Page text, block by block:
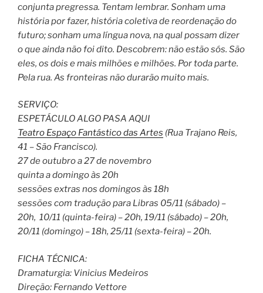
conjunta pregressa. Tentam lembrar. Sonham uma
história por fazer, história coletiva de reordenação do
futuro; sonham uma língua nova, na qual possam dizer
o que ainda não foi dito. Descobrem: não estão sós. São
eles, os dois e mais milhões e milhões. Por toda parte.
Pela rua. As fronteiras não durarão muito mais.
SERVIÇO:
ESPETÁCULO ALGO PASA AQUI
Teatro Espaço Fantástico das Artes (Rua Trajano Reis,
41 – São Francisco).
27 de outubro a 27 de novembro
quinta a domingo às 20h
sessões extras nos domingos às 18h
sessões com tradução para Libras 05/11 (sábado) –
20h, 10/11 (quinta-feira) – 20h, 19/11 (sábado) – 20h,
20/11 (domingo) – 18h, 25/11 (sexta-feira) – 20h.
FICHA TÉCNICA:
Dramaturgia: Vinicius Medeiros
Direção: Fernando Vettore